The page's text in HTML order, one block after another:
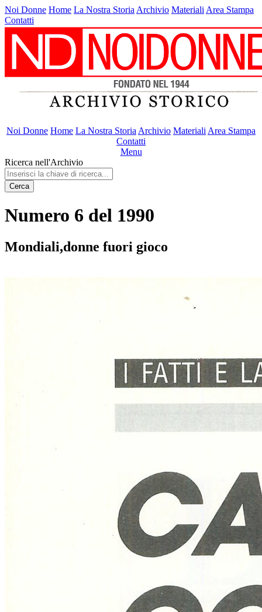
Noi Donne Home La Nostra Storia Archivio Materiali Area Stampa
Contatti
Noi Donne Home La Nostra Storia Archivio Materiali Area Stampa
Contatti
Menu
Ricerca nell'Archivio
Cerca
Numero 6 del 1990
Mondiali,donne fuori gioco